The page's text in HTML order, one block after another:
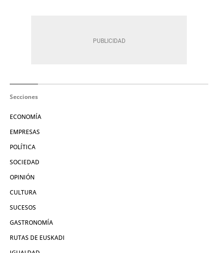
Secciones
ECONOMÍA
EMPRESAS
POLÍTICA
SOCIEDAD
OPINIÓN
CULTURA
SUCESOS
GASTRONOMÍA
RUTAS DE EUSKADI